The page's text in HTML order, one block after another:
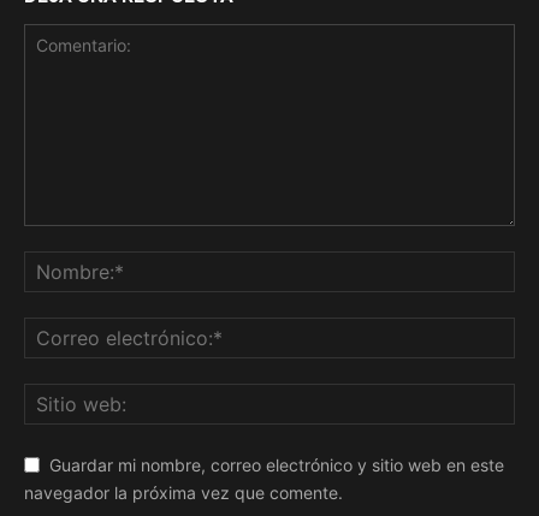
Guardar mi nombre, correo electrónico y sitio web en este
navegador la próxima vez que comente.